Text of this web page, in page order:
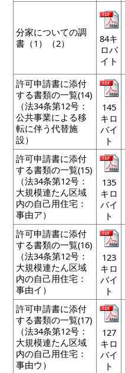
分家についての調
書（1）（2）
84キ
ロバ
イト
許可申請書に添付
する書類の一覧(14)
（法34条第12号：
公共事業による移
転に伴う代替施
設）
145
キロ
バイ
ト
許可申請書に添付
する書類の一覧(15)
（法34条第12号：
大規模連たん区域
内の自己用住宅：
事由ア）
135
キロ
バイ
ト
許可申請書に添付
する書類の一覧(16)
（法34条第12号：
大規模連たん区域
内の自己用住宅：
事由イ）
123
キロ
バイ
ト
許可申請書に添付
する書類の一覧(17)
（法34条第12号：
大規模連たん区域
内の自己用住宅：
事由ウ）
127
キロ
バイ
ト